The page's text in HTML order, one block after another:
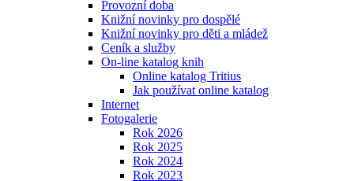
Provozní doba
Knižní novinky pro dospělé
Knižní novinky pro děti a mládež
Ceník a služby
On-line katalog knih
Online katalog Tritius
Jak používat online katalog
Internet
Fotogalerie
Rok 2026
Rok 2025
Rok 2024
Rok 2023